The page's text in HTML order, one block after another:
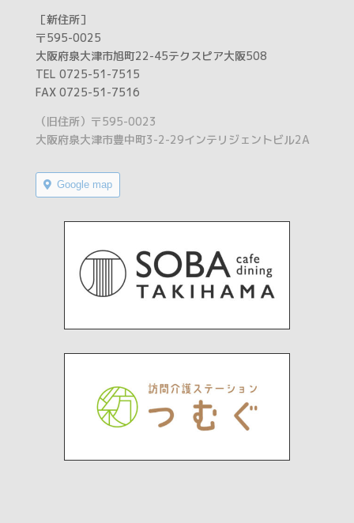
［新住所］
〒595-0025
大阪府泉大津市旭町22-45テクスピア大阪508
TEL 0725-51-7515
FAX 0725-51-7516
（旧住所）〒595-0023
大阪府泉大津市豊中町3-2-29インテリジェントビル2A
Google map